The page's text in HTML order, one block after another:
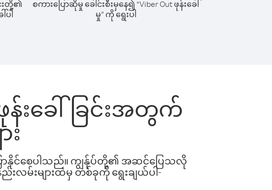
းတို့၏
ါ
စကားပြောဆိုမှု ခေါင်းစီးမှနေ၍ “Viber Out ဖုန်းခေါ်
မှု” ကို ရွေးပါ
န်းခေါ်ခြင်းအတွက်
း
ောနိုင်စေပါသည်။ ကျွန်ုပ်တို့၏ အဆင်ပြေသလို
းလမ်းများထဲမှ တစ်ခုကို ရွေးချယ်ပါ-